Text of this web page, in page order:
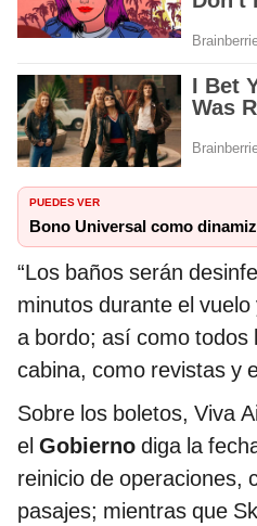
PUEDES VER
Bono Universal como
“Los baños serán
minutos durante el
a bordo; así como todos
cabina, como revistas y
Sobre los boletos, Viva
el Gobierno diga la
reinicio de operaciones,
pasajes; mientras que